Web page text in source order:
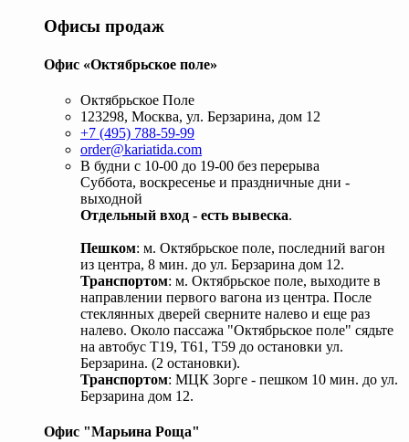
Офисы продаж
Офис «Октябрьское поле»
Октябрьское Поле
123298, Москва, ул. Берзарина, дом 12
+7 (495) 788-59-99
order@kariatida.com
В будни с 10-00 до 19-00 без перерыва
Суббота, воскресенье и праздничные дни -
выходной
Отдельный вход - есть вывеска.
Пешком: м. Октябрьское поле, последний вагон
из центра, 8 мин. до ул. Берзарина дом 12.
Транспортом: м. Октябрьское поле, выходите в
направлении первого вагона из центра. После
стеклянных дверей сверните налево и еще раз
налево. Около пассажа "Октябрьское поле" сядьте
на автобус Т19, Т61, Т59 до остановки ул.
Берзарина. (2 остановки).
Транспортом: МЦК Зорге - пешком 10 мин. до ул.
Берзарина дом 12.
Офис "Марьина Роща"